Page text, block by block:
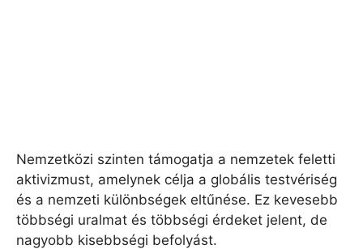
Nemzetközi szinten támogatja a nemzetek feletti
aktivizmust, amelynek célja a globális testvériség
és a nemzeti különbségek eltűnése. Ez kevesebb
többségi uralmat és többségi érdeket jelent, de
nagyobb kisebbségi befolyást.